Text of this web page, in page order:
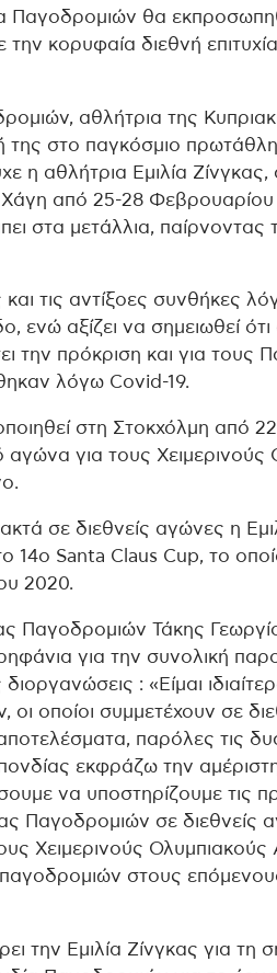
Παγοδρομιών θα
κορυφαία διεθνή
αθλήτρια της
της στο παγκόσμιο
η αθλήτρια Εμιλία Ζίνγκας,
από 25-28 Φεβρουαρίου
μετάλλια, παίρνοντας
και τις αντίξοες συνθήκες
ενώ αξίζει να σημειωθεί ότι
την πρόκριση και για τους
λόγω Covid-19.
στη Στοκχόλμη από
αγώνα για τους Χειμερινούς
σε διεθνείς αγώνες η
Santa Claus Cup, το οποίο
2020.
Παγοδρομιών Τάκης
για την συνολική
: «Είμαι
οποίοι συμμετέχουν σε
παρόλες τις
εκφράζω την
να υποστηρίζουμε τις
Παγοδρομιών σε διεθνείς
Χειμερινούς
στους
την Εμιλία Ζίνγκας για τη